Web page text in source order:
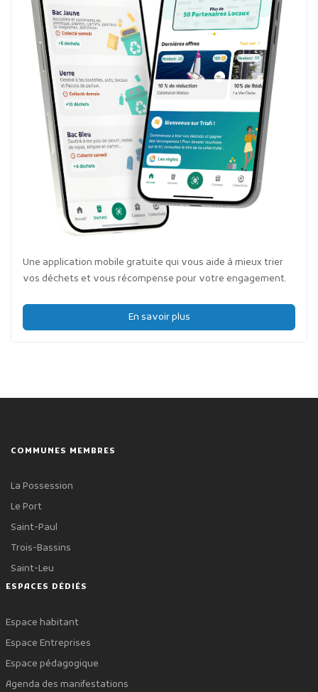
Une application mobile gratuite qui vous aide à mieux trier
vos déchets et vous récompense pour votre engagement.
En savoir plus
COMMUNES MEMBRES
La Possession
Le Port
Saint-Paul
Trois-Bassins
Saint-Leu
ESPACES DÉDIÉS
Espace habitant
Espace Entreprises
Espace pédagogique
Agenda des manifestations